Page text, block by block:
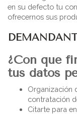
en su defecto tu
ofrecernos sus
¿Con que
tus datos
Organización
contratación
Citarte para